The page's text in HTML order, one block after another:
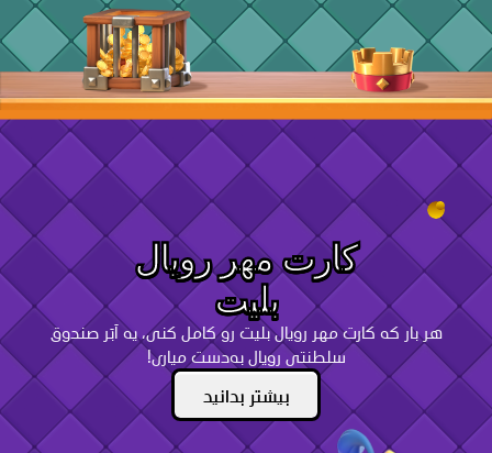
کارت مهر رویال
بلیت
هر بار که کارت مهر رویال بلیت رو کامل کنی، یه اَبَر صندوق
سلطنتی رویال به‌دست میاری!
بیشتر بدانید